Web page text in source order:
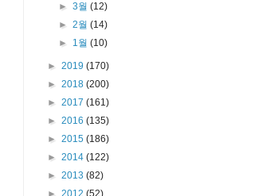
►3월(12)
►2월(14)
► 1월(10)
► 2019 (170)
► 2018 (200)
► 2017 (161)
► 2016 (135)
► 2015 (186)
► 2014 (122)
► 2013 (82)
► 2012 (52)